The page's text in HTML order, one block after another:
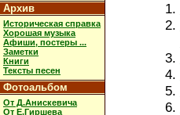
Архив
Историческая справка
Хорошая музыка
Афиши, постеры ...
Заметки
Книги
Тексты песен
Фотоальбом
От Д.Анискевича
От Е.Гиршева